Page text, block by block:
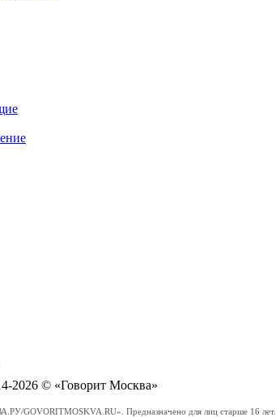
2026 © «Говорит Москва»
GOVORITMOSKVA.RU». Предназначено для лиц старше 16